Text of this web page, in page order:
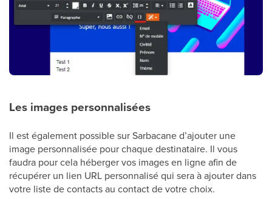
Les images personnalisées
Il est également possible sur Sarbacane d’ajouter une
image personnalisée pour chaque destinataire. Il vous
faudra pour cela héberger vos images en ligne afin de
récupérer un lien URL personnalisé qui sera à ajouter dans
votre liste de contacts au contact de votre choix.